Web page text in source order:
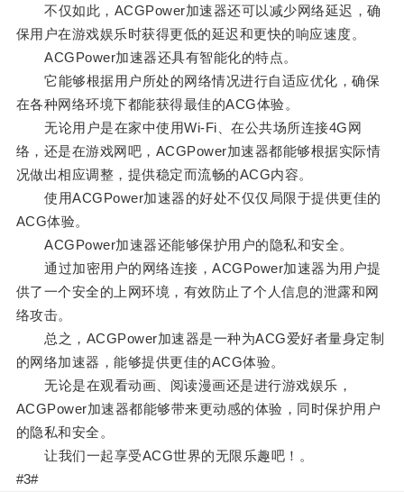
不仅如此，ACGPower加速器还可以减少网络延迟，确
保用户在游戏娱乐时获得更低的延迟和更快的响应速度。
ACGPower加速器还具有智能化的特点。
它能够根据用户所处的网络情况进行自适应优化，确保
在各种网络环境下都能获得最佳的ACG体验。
无论用户是在家中使用Wi-Fi、在公共场所连接4G网
络，还是在游戏网吧，ACGPower加速器都能够根据实际情
况做出相应调整，提供稳定而流畅的ACG内容。
使用ACGPower加速器的好处不仅仅局限于提供更佳的
ACG体验。
ACGPower加速器还能够保护用户的隐私和安全。
通过加密用户的网络连接，ACGPower加速器为用户提
供了一个安全的上网环境，有效防止了个人信息的泄露和网
络攻击。
总之，ACGPower加速器是一种为ACG爱好者量身定制
的网络加速器，能够提供更佳的ACG体验。
无论是在观看动画、阅读漫画还是进行游戏娱乐，
ACGPower加速器都能够带来更动感的体验，同时保护用户
的隐私和安全。
让我们一起享受ACG世界的无限乐趣吧！。
#3#